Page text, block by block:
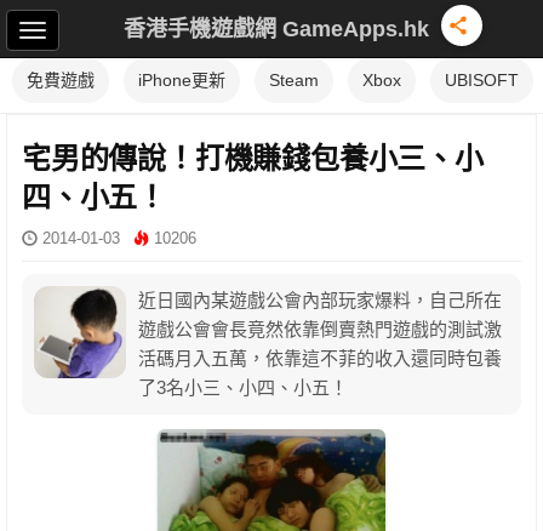
香港手機遊戲網 GameApps.hk
免費遊戲 iPhone更新 Steam Xbox UBISOFT
宅男的傳說！打機賺錢包養小三、小
四、小五！
2014-01-03 10206
近日國內某遊戲公會內部玩家爆料，自己所在
遊戲公會會長竟然依靠倒賣熱門遊戲的測試激
活碼月入五萬，依靠這不菲的收入還同時包養
了3名小三、小四、小五！